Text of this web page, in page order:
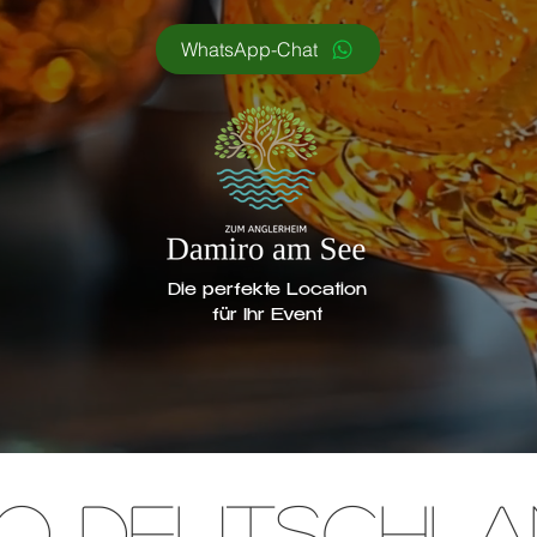
WhatsApp-Chat
Die perfekte Location
für Ihr Event